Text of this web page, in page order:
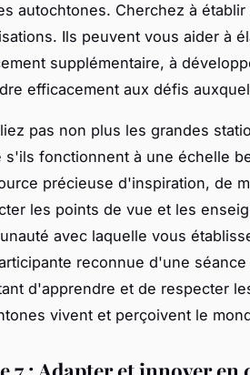
autochtones. Cherchez à
Ils peuvent vous aider à
supplémentaire, à
efficacement aux défis
pas non plus les grandes
s'ils fonctionnent à une échelle
précieuse d'inspiration, de
les points de vue et les
avec laquelle vous
reconnue d'une
d'apprendre et de respecter
vivent et perçoivent le